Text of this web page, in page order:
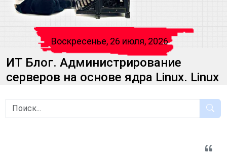
Воскресенье, 26 июля, 2026
ИТ Блог. Администрирование
серверов на основе ядра Linux. Linux